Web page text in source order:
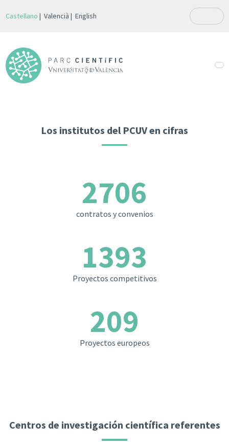
Castellano Valencià English
Los institutos del PCUV en cifras
2706
contratos y convenios
1393
Proyectos competitivos
209
Proyectos europeos
Centros de investigación científica referentes